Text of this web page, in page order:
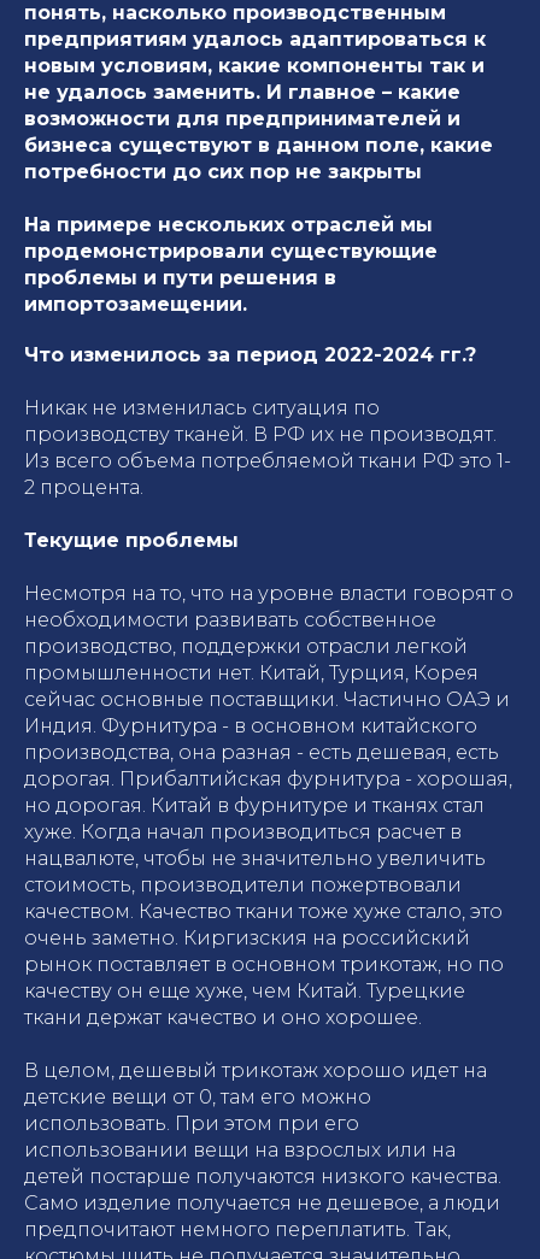
понять, насколько производственным
предприятиям удалось адаптироваться к
новым условиям, какие компоненты так и
не удалось заменить. И главное – какие
возможности для предпринимателей и
бизнеса существуют в данном поле, какие
потребности до сих пор не закрыты
На примере нескольких отраслей мы
продемонстрировали существующие
проблемы и пути решения в
импортозамещении.
Что изменилось за период 2022-2024 гг.?
Никак не изменилась ситуация по
производству тканей. В РФ их не производят.
Из всего объема потребляемой ткани РФ это 1-
2 процента.
Текущие проблемы
Несмотря на то, что на уровне власти говорят о
необходимости развивать собственное
производство, поддержки отрасли легкой
промышленности нет. Китай, Турция, Корея
сейчас основные поставщики. Частично ОАЭ и
Индия. Фурнитура - в основном китайского
производства, она разная - есть дешевая, есть
дорогая. Прибалтийская фурнитура - хорошая,
но дорогая. Китай в фурнитуре и тканях стал
хуже. Когда начал производиться расчет в
нацвалюте, чтобы не значительно увеличить
стоимость, производители пожертвовали
качеством. Качество ткани тоже хуже стало, это
очень заметно. Киргизския на российский
рынок поставляет в основном трикотаж, но по
качеству он еще хуже, чем Китай. Турецкие
ткани держат качество и оно хорошее.
В целом, дешевый трикотаж хорошо идет на
детские вещи от 0, там его можно
использовать. При этом при его
использовании вещи на взрослых или на
детей постарше получаются низкого качества.
Само изделие получается не дешевое, а люди
предпочитают немного переплатить. Так,